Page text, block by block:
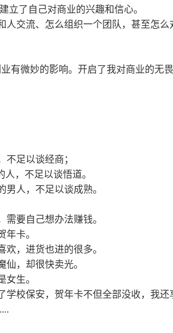
立了自己对商业的兴趣和信心。
交流、怎么组织一个团队，甚至怎么
有微妙的影响。开启了我对商业的无
足以谈经商；
，不足以谈悟道。
人，不足以谈成熟。
需要自己想办法赚钱。
卡。
，进货也进的很多。
，却很快卖光。
生。
校保安，贺年卡不但全部没收，我还